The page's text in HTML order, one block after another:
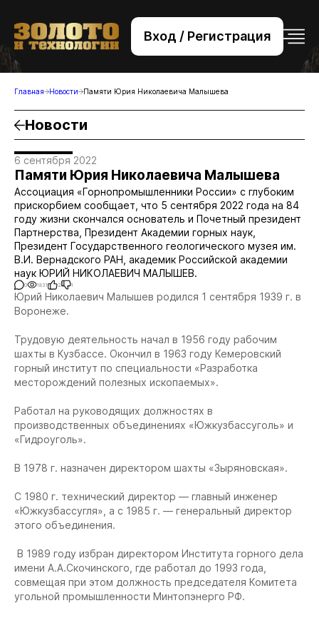
Вход / Регистрация
+7 (495) 221-76-32
bsv@zolteh.ru
Главная Новости Памяти Юрия Николаевича Малышева
Новости
6 сентября 2022
Памяти Юрия Николаевича Малышева
Ассоциация «Горнопромышленники России» с глубоким
прискорбием сообщает, что 5 сентября 2022 года на 84
году жизни скончался основатель и Почетный президент
Партнерства, Президент Академии горных наук,
Президент Государственного геологического музея им.
В.И. Вернадского РАН, академик Российской академии
наук ЮРИЙ НИКОЛАЕВИЧ МАЛЫШЕВ.
0 1831 2 1
Юрий Николаевич Малышев родился 1 сентября 1939 г. в
Воронеже.
Трудовую деятельность начал в 1956 году рабочим
шахты в Кузбассе. Окончил в 1963 году Кемеровский
горный институт по специальности «Разработка
месторождений полезных ископаемых».
Работал на руководящих должностях в
производственных объединениях «Южкузбассуголь» и
«Гидроуголь».
В 1978 г. назначен директором шахты «Зыряновская».
С 1980 г. технический директор — главный инженер
«Южкузбассугля», а с 1985 г. — генеральный директор
этого объединения.
В 1989 году избран директором Института горного дела
имени А.А.Скочинского, где работал до 1993 года,
совмещая при этом должность председателя Комитета
угольной промышленности Минтопэнерго РФ.